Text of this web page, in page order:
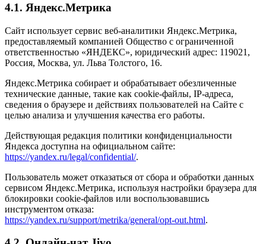
4.1. Яндекс.Метрика
Сайт использует сервис веб-аналитики Яндекс.Метрика,
предоставляемый компанией Общество с ограниченной
ответственностью «ЯНДЕКС», юридический адрес: 119021,
Россия, Москва, ул. Льва Толстого, 16.
Яндекс.Метрика собирает и обрабатывает обезличенные
технические данные, такие как cookie-файлы, IP-адреса,
сведения о браузере и действиях пользователей на Сайте с
целью анализа и улучшения качества его работы.
Действующая редакция политики конфиденциальности
Яндекса доступна на официальном сайте:
https://yandex.ru/legal/confidential/.
Пользователь может отказаться от сбора и обработки данных
сервисом Яндекс.Метрика, используя настройки браузера для
блокировки cookie-файлов или воспользовавшись
инструментом отказа:
https://yandex.ru/support/metrika/general/opt-out.html.